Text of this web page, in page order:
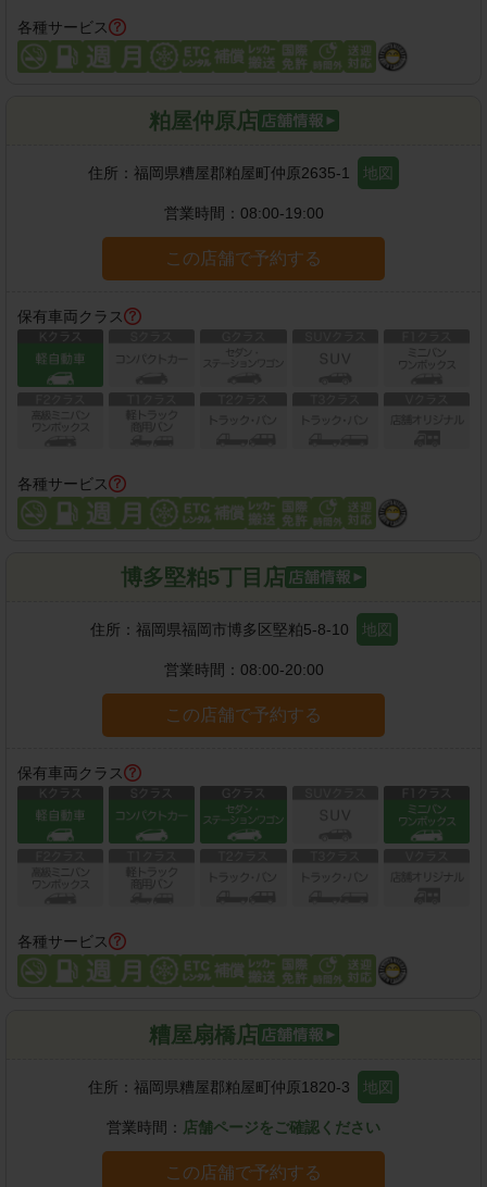
各種サービス
粕屋仲原店
住所： 福岡県糟屋郡粕屋町仲原2635-1 地図
営業時間： 08:00-19:00
この店舗で予約する
保有車両クラス
各種サービス
博多堅粕5丁目店
住所： 福岡県福岡市博多区堅粕5-8-10 地図
営業時間： 08:00-20:00
この店舗で予約する
保有車両クラス
各種サービス
糟屋扇橋店
住所： 福岡県糟屋郡粕屋町仲原1820-3 地図
営業時間： 店舗ページをご確認ください
この店舗で予約する